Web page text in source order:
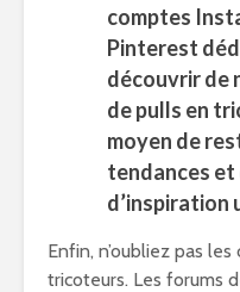
comptes
Pinterest
découvrir de
de pulls en
moyen de
tendances
d’inspiration
Enfin, n’oubliez pas
tricoteurs. Les forums